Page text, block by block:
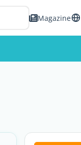
Magazine